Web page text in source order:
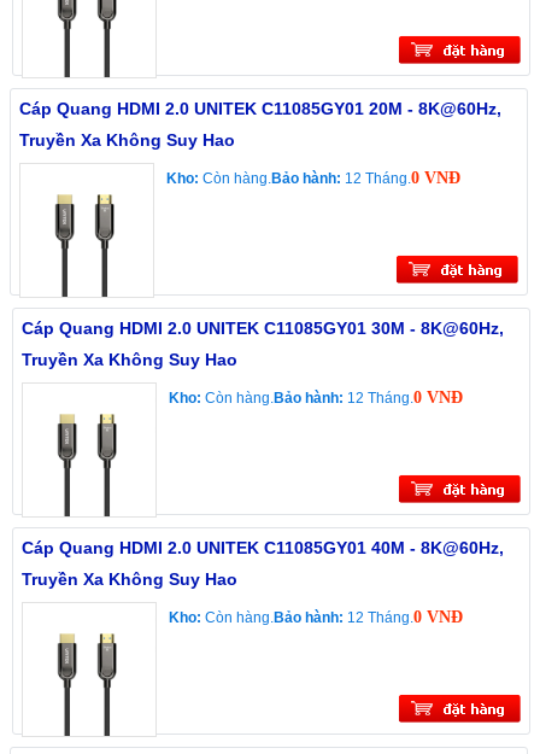
Cáp Quang HDMI 2.0 UNITEK C11085GY01 20M - 8K@60Hz,
Truyền Xa Không Suy Hao
Kho: Còn hàng.Bảo hành: 12 Tháng.0 VNĐ
Cáp Quang HDMI 2.0 UNITEK C11085GY01 30M - 8K@60Hz,
Truyền Xa Không Suy Hao
Kho: Còn hàng.Bảo hành: 12 Tháng.0 VNĐ
Cáp Quang HDMI 2.0 UNITEK C11085GY01 40M - 8K@60Hz,
Truyền Xa Không Suy Hao
Kho: Còn hàng.Bảo hành: 12 Tháng.0 VNĐ